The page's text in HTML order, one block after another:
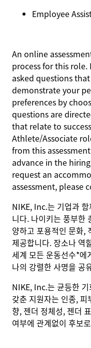
Employee
An online
process for this role.
asked questions
demonstrate your
preferences by
questions are
that relate to
Athlete/Associate
from this
advance in the
request an
assessment, please
NIKE, Inc.는 기업과
니다. 나이키는 풍부한
양하고 포용적인 문화,
제공합니다. 장소나 역
세계 모든 운동선수*에
나의 강렬한 사명을 공
NIKE, Inc.는 균등한
갖춘 지원자는 인종,
향, 젠더 정체성, 젠더
여부에 관계없이 후보